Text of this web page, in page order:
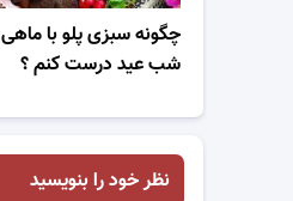
چگونه سبزی پلو با ماهی
شب عید درست کنم ؟
نظر خود را بنویسید